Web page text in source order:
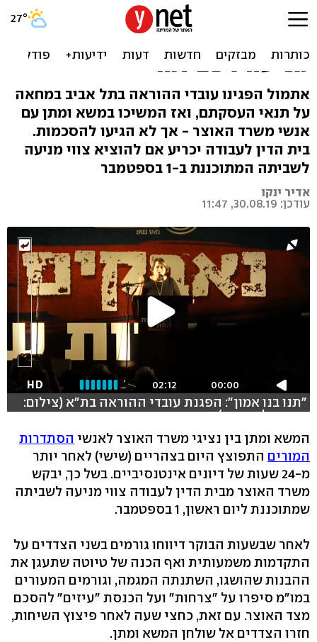
פיצוץ במו"מ עם הסתדרות
המורים: האוצר יבקש צווי
מניעה לשביתה
אתמול הפגינו עובדי ההוראה בתל אביב במחאה
על תנאי העסקתם, ואז המשיכו במשא ומתן עם
אנשי משרד האוצר - אך לא הגיעו להסכמות.
בית הדין לעבודה יכריע אם להוציא צווי מניעה
לשביתה המתוכננת ב-1 בספטמבר
אדיר ינקו
עודכן: 30.08.19, 11:47
00:00
02:12
HD
"תנו בנו אמון": הפגנת עובדי ההוראה בת"א (צילום:
שחר גולדשטיין)
המשא ומתן בין נציגי משרד האוצר לאנשי הסתדרות
המורים התפוצץ היום בצהריים (שישי) לאחר יותר
מ-24 שעות של דיונים אינטנסיביים. בשל כך, יבקש
משרד האוצר מבית הדין לעבודה צווי מניעה לשביתה
שמתוכננת ליום ראשון, 1 בספטמבר.
לאחר שבשעות הבוקר דיווחו גורמים בשני הצדדים על
התקדמות משמעותית ואף הכנה של טיוטה שתעגן את
ההבנות שהושגו, השתנתה המגמה, וגורמים המעורים
במו"מ סיפרו על "צרחות" ועל הכנסת "עיזים" להסכם
מצד האוצר. עם זאת, כחצי שעה לאחר פיצוץ השיחות,
חזרו הצדדים אל שולחן המשא ומתן.